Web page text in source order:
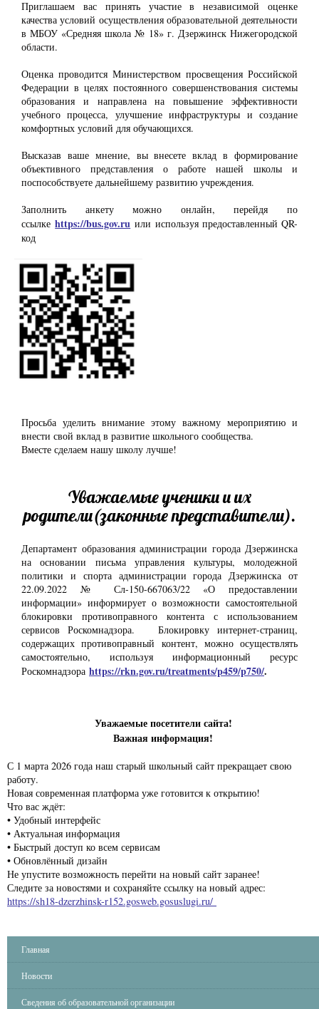
Приглашаем вас принять участие в независимой оценке
качества условий осуществления образовательной деятельности
в МБОУ «Средняя школа № 18» г. Дзержинск Нижегородской
области.
Оценка проводится Министерством просвещения Российской
Федерации в целях постоянного совершенствования системы
образования и направлена на повышение эффективности
учебного процесса, улучшение инфраструктуры и создание
комфортных условий для обучающихся.
Высказав ваше мнение, вы внесете вклад в формирование
объективного представления о работе нашей школы и
поспособствуете дальнейшему развитию учреждения.
Заполнить анкету можно онлайн, перейдя по
ссылкеhttps://bus.gov.ru или используя предоставленный QR-
код
Просьба уделить внимание этому важному мероприятию и
внести свой вклад в развитие школьного сообщества.
Вместе сделаем нашу школу лучше!
Уважаемые ученики и их
родители(законные представители).
Департамент образования администрации города Дзержинска
на основании письма управления культуры, молодежной
политики и спорта администрации города Дзержинска от
22.09.2022 № Сл-150-667063/22 «О предоставлении
информации» информирует о возможности самостоятельной
блокировки противоправного контента с использованием
сервисов Роскомнадзора. Блокировку интернет-страниц,
содержащих противоправный контент, можно осуществлять
самостоятельно, используя информационный ресурс
Роскомнадзора https://rkn.gov.ru/treatments/p459/p750/.
Уважаемые посетители сайта!
Важная информация!
С 1 марта 2026 года наш старый школьный сайт прекращает свою
работу.
Новая современная платформа уже готовится к открытию!
Что вас ждёт:
• Удобный интерфейс
• Актуальная информация
• Быстрый доступ ко всем сервисам
• Обновлённый дизайн
Не упустите возможность перейти на новый сайт заранее!
Следите за новостями и сохраняйте ссылку на новый адрес:
https://sh18-dzerzhinsk-r152.gosweb.gosuslugi.ru/
Главная
Новости
Сведения об образовательной организации